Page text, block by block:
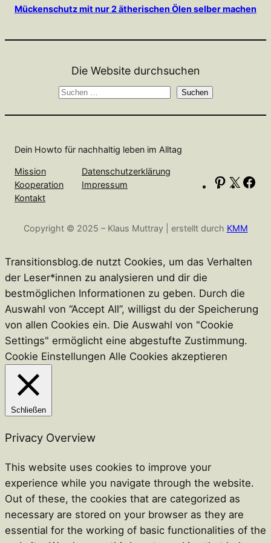
Mückenschutz mit nur 2 ätherischen Ölen selber machen
Die Website durchsuchen
S
e
Suchen
Dein Howto für nachhaltig leben im Alltag
Mission
Kooperation
Kontakt
Datenschutzerklärung
Impressum
P
t
r
s
t
X
Copyright © 2025 – Klaus Muttray | erstellt durch KMM
Transitionsblog.de nutzt Cookies, um das Verhalten
der Leser*innen zu analysieren und dir die
bestmöglichen Informationen zu geben. Durch die
Auswahl von “Accept All”, willigst du der Speicherung
von allen Cookies ein. Die Auswahl von "Cookie
Settings" ermöglicht eine abgestufte Zustimmung.
Cookie Einstellungen Alle Cookies akzeptieren
Schließen
Privacy Overview
This website uses cookies to improve your
experience while you navigate through the website.
Out of these, the cookies that are categorized as
necessary are stored on your browser as they are
essential for the working of basic functionalities of the